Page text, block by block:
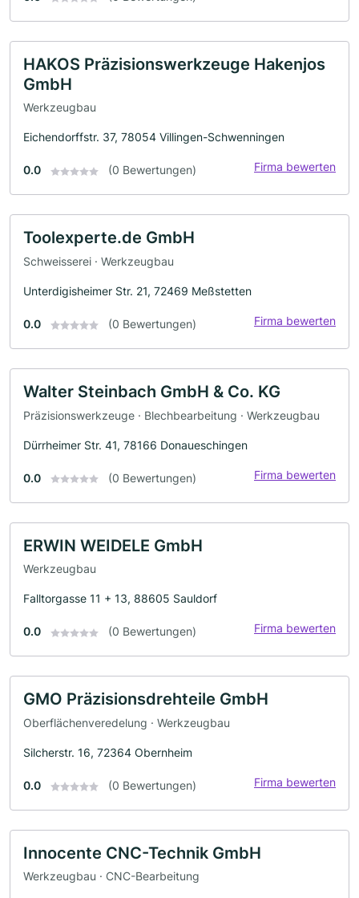
HAKOS Präzisionswerkzeuge Hakenjos
GmbH
Werkzeugbau
Eichendorffstr. 37, 78054 Villingen-Schwenningen
0.0 (0 Bewertungen) Firma bewerten
Toolexperte.de GmbH
Schweisserei · Werkzeugbau
Unterdigisheimer Str. 21, 72469 Meßstetten
0.0 (0 Bewertungen) Firma bewerten
Walter Steinbach GmbH & Co. KG
Präzisionswerkzeuge · Blechbearbeitung · Werkzeugbau
Dürrheimer Str. 41, 78166 Donaueschingen
0.0 (0 Bewertungen) Firma bewerten
ERWIN WEIDELE GmbH
Werkzeugbau
Falltorgasse 11 + 13, 88605 Sauldorf
0.0 (0 Bewertungen) Firma bewerten
GMO Präzisionsdrehteile GmbH
Oberflächenveredelung · Werkzeugbau
Silcherstr. 16, 72364 Obernheim
0.0 (0 Bewertungen) Firma bewerten
Innocente CNC-Technik GmbH
Werkzeugbau · CNC-Bearbeitung